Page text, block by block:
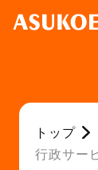
トップ
行政サー